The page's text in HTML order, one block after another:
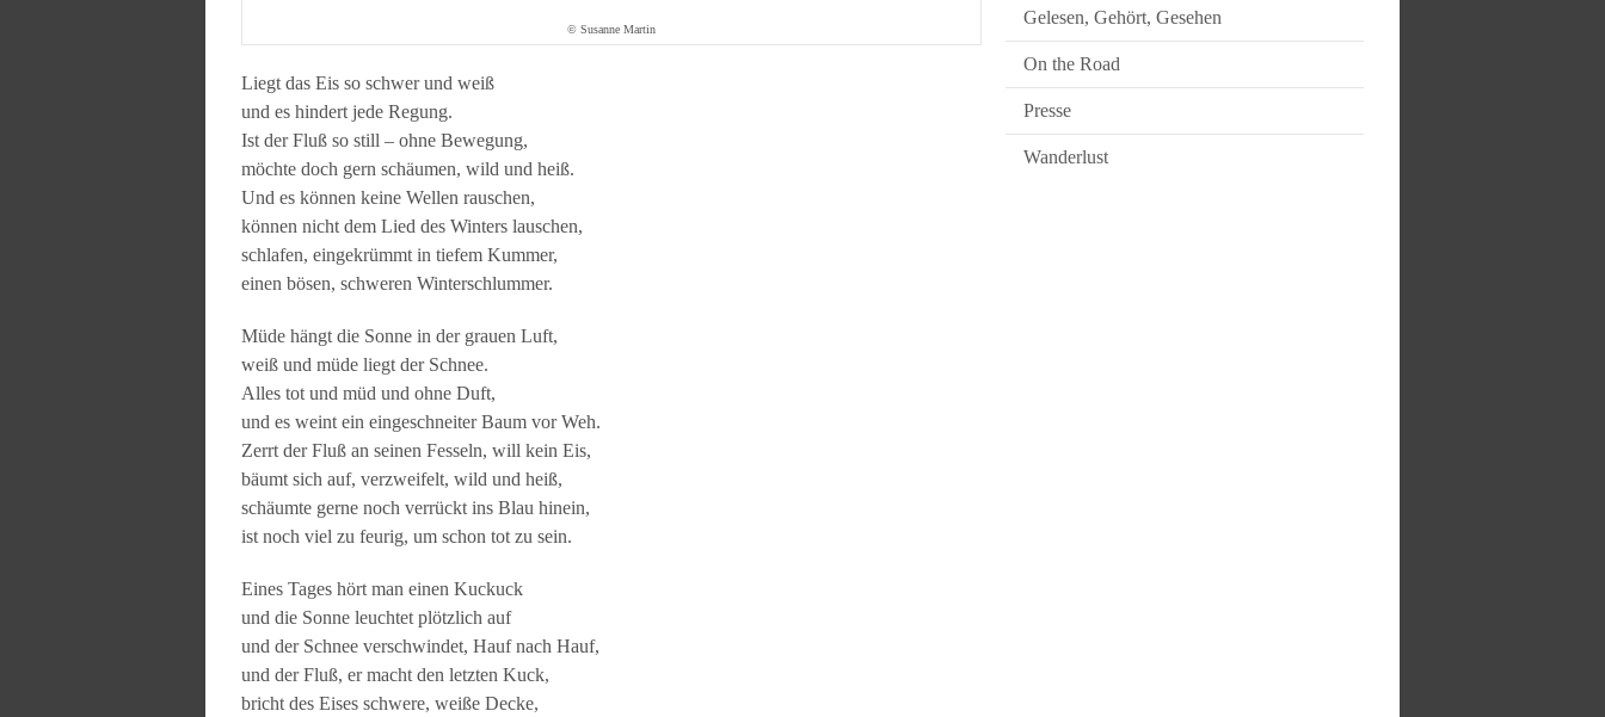
© Susanne Martin
Liegt das Eis so schwer und weiß
und es hindert jede Regung.
Ist der Fluß so still – ohne Bewegung,
möchte doch gern schäumen, wild und heiß.
Und es können keine Wellen rauschen,
können nicht dem Lied des Winters lauschen,
schlafen, eingekrümmt in tiefem Kummer,
einen bösen, schweren Winterschlummer.
Müde hängt die Sonne in der grauen Luft,
weiß und müde liegt der Schnee.
Alles tot und müd und ohne Duft,
und es weint ein eingeschneiter Baum vor Weh.
Zerrt der Fluß an seinen Fesseln, will kein Eis,
bäumt sich auf, verzweifelt, wild und heiß,
schäumte gerne noch verrückt ins Blau hinein,
ist noch viel zu feurig, um schon tot zu sein.
Eines Tages hört man einen Kuckuck
und die Sonne leuchtet plötzlich auf
und der Schnee verschwindet, Hauf nach Hauf,
und der Fluß, er macht den letzten Kuck,
bricht des Eises schwere, weiße Decke,
Gelesen, Gehört, Gesehen
On the Road
Presse
Wanderlust